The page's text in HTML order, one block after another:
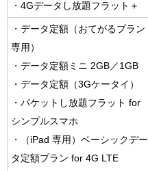
・4Gデータし放題フラット＋
・データ定額（おてがるプラン
専用）
・データ定額ミニ 2GB／1GB
・データ定額（3Gケータイ）
・パケットし放題フラット for
シンプルスマホ
・（iPad 専用）ベーシックデー
タ定額プラン for 4G LTE